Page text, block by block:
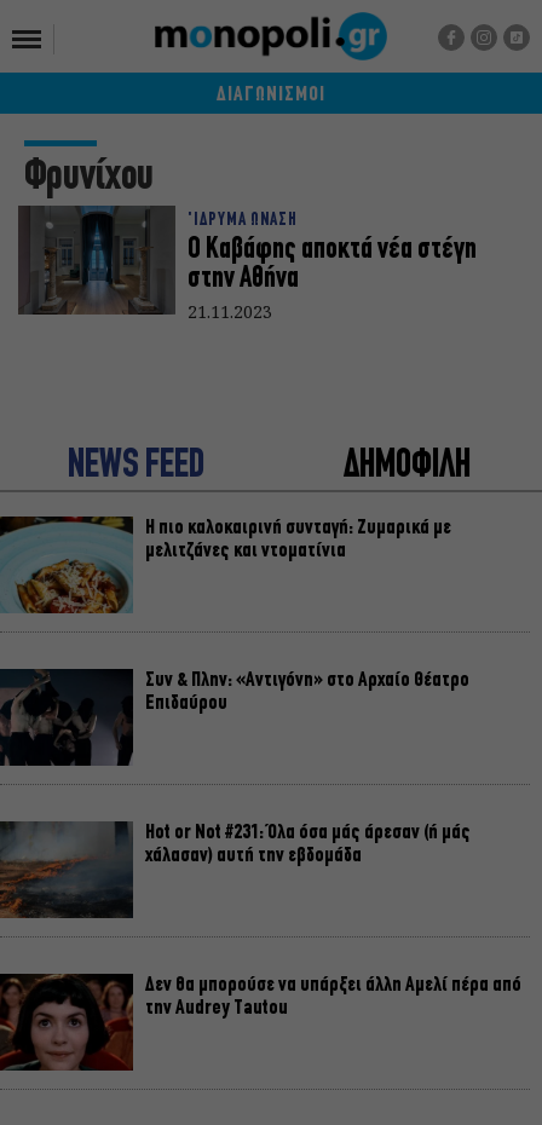
ΔΙΑΓΩΝΙΣΜΟΙ
Φρυνίχου
'ΙΔΡΥΜΑ ΩΝΑΣΗ
Ο Καβάφης αποκτά νέα στέγη
στην Αθήνα
21.11.2023
NEWS FEED ΔΗΜΟΦΙΛΗ
Η πιο καλοκαιρινή συνταγή: Ζυμαρικά με
μελιτζάνες και ντοματίνια
Συν & Πλην: «Αντιγόνη» στο Αρχαίο Θέατρο
Επιδαύρου
Hot or Not #231: Όλα όσα μάς άρεσαν (ή μάς
χάλασαν) αυτή την εβδομάδα
Δεν θα μπορούσε να υπάρξει άλλη Αμελί πέρα από
την Audrey Tautou